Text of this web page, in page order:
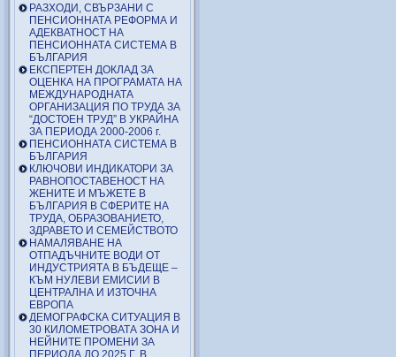
РАЗХОДИ, СВЪРЗАНИ С
ПЕНСИОННАТА РЕФОРМА И
АДЕКВАТНОСТ НА
ПЕНСИОННАТА СИСТЕМА В
БЪЛГАРИЯ
ЕКСПЕРТЕН ДОКЛАД ЗА
ОЦЕНКА НА ПРОГРАМАТА НА
МЕЖДУНАРОДНАТА
ОРГАНИЗАЦИЯ ПО ТРУДА ЗА
“ДОСТОЕН ТРУД” В УКРАЙНА
ЗА ПЕРИОДА 2000-2006 г.
ПЕНСИОННАТА СИСТЕМА В
БЪЛГАРИЯ
КЛЮЧОВИ ИНДИКАТОРИ ЗА
РАВНОПОСТАВЕНОСТ НА
ЖЕНИТЕ И МЪЖЕТЕ В
БЪЛГАРИЯ В СФЕРИТЕ НА
ТРУДА, ОБРАЗОВАНИЕТО,
ЗДРАВЕТО И СЕМЕЙСТВОТО
НАМАЛЯВАНЕ НА
ОТПАДЪЧНИТЕ ВОДИ ОТ
ИНДУСТРИЯТА В БЪДЕЩЕ –
КЪМ НУЛЕВИ ЕМИСИИ В
ЦЕНТРАЛНА И ИЗТОЧНА
ЕВРОПА
ДЕМОГРАФСКА СИТУАЦИЯ В
30 КИЛОМЕТРОВАТА ЗОНА И
НЕЙНИТЕ ПРОМЕНИ ЗА
ПЕРИОДА ДО 2025 Г. В